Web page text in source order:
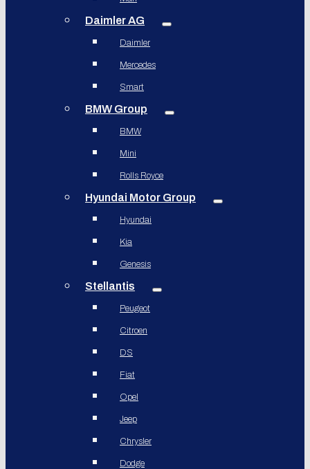
Daimler AG
Daimler
Mercedes
Smart
BMW Group
BMW
Mini
Rolls Royce
Hyundai Motor Group
Hyundai
Kia
Genesis
Stellantis
Peugeot
Citroen
DS
Fiat
Opel
Jeep
Chrysler
Dodge